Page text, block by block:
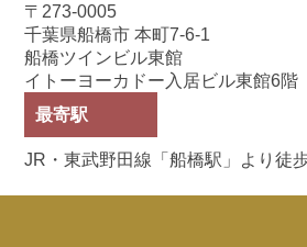
〒273-0005
千葉県船橋市 本町7-6-1
船橋ツインビル東館
イトーヨーカドー入居ビル東館6階
最寄駅
JR・東武野田線「船橋駅」より徒